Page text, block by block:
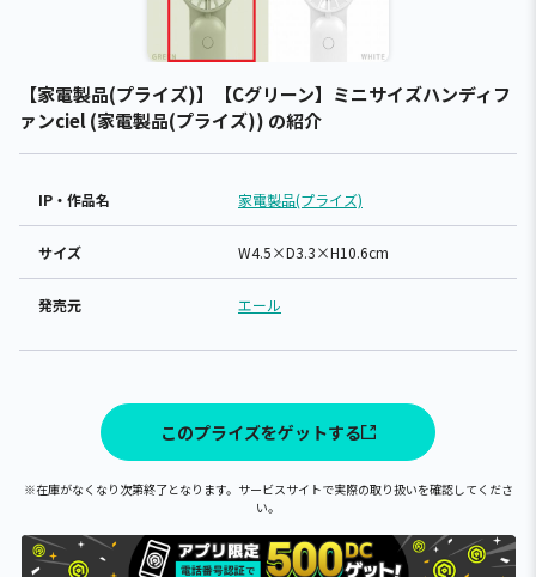
【家電製品(プライズ)】【Cグリーン】ミニサイズハンディフ
ァンciel (家電製品(プライズ)) の紹介
IP・作品名 家電製品(プライズ)
サイズ W4.5×D3.3×H10.6cm
発売元 エール
このプライズをゲットする
※在庫がなくなり次第終了となります。サービスサイトで実際の取り扱いを確認してくださ
い。